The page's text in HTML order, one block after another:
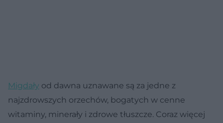
Migdały od dawna uznawane są za jedne z
najzdrowszych orzechów, bogatych w cenne
witaminy, minerały i zdrowe tłuszcze. Coraz więcej